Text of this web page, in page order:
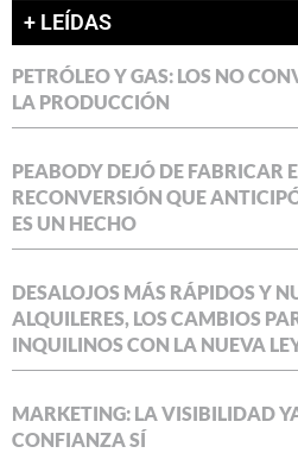
+ LEÍDAS
PETRÓLEO Y GAS: LOS NO
LA PRODUCCIÓN
PEABODY DEJÓ DE FABRICAR
RECONVERSIÓN QUE
ES UN HECHO
DESALOJOS MÁS RÁPIDOS Y
ALQUILERES, LOS CAMBIOS
INQUILINOS CON LA NUEVA
MARKETING: LA VISIBILIDAD
CONFIANZA SÍ